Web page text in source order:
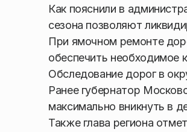
Как пояснили в
сезона позволяют
При ямочном ремонте
обеспечить необходимое
Обследование дорог в
Ранее губернатор
максимально вникнуть в
Также глава региона